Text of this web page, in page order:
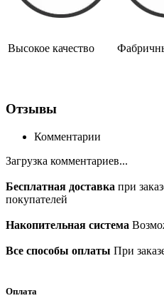
Высокое качество
Отзывы
Комментарии
Загрузка комментариев...
Бесплатная доставка при
покупателей
Накопительная система
Все способы оплаты При
Оплата